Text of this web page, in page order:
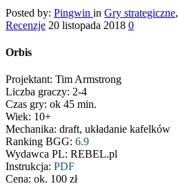
Posted by: Pingwin in Gry strategiczne,
Recenzje 20 listopada 2018 0
Orbis
Projektant: Tim Armstrong
Liczba graczy: 2-4
Czas gry: ok 45 min.
Wiek: 10+
Mechanika: draft, układanie kafelków
Ranking BGG: 6.9
Wydawca PL: REBEL.pl
Instrukcja: PDF
Cena: ok. 100 zł